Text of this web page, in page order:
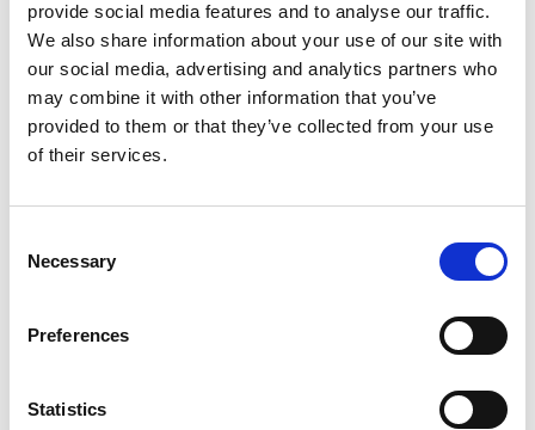
provide social media features and to analyse our traffic.
We also share information about your use of our site with
our social media, advertising and analytics partners who
may combine it with other information that you’ve
provided to them or that they’ve collected from your use
of their services.
Selection
Necessary
Preferences
Statistics
Deslizadores